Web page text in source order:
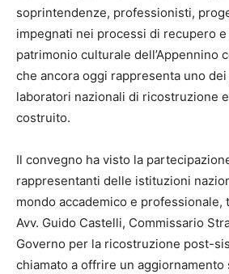
soprintendenze, professionisti,
impegnati nei processi di recupero
patrimonio culturale dell’Appennino
che ancora oggi rappresenta uno
laboratori nazionali di ricostruzione
costruito.
Il convegno ha visto la
rappresentanti delle istituzioni
mondo accademico e professionale,
Avv. Guido Castelli, Commissario
Governo per la ricostruzione post-
chiamato a offrire un aggiornamento